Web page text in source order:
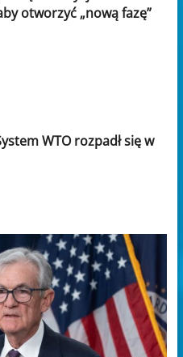
otworzyć „nową fazę”
WTO rozpadł się w